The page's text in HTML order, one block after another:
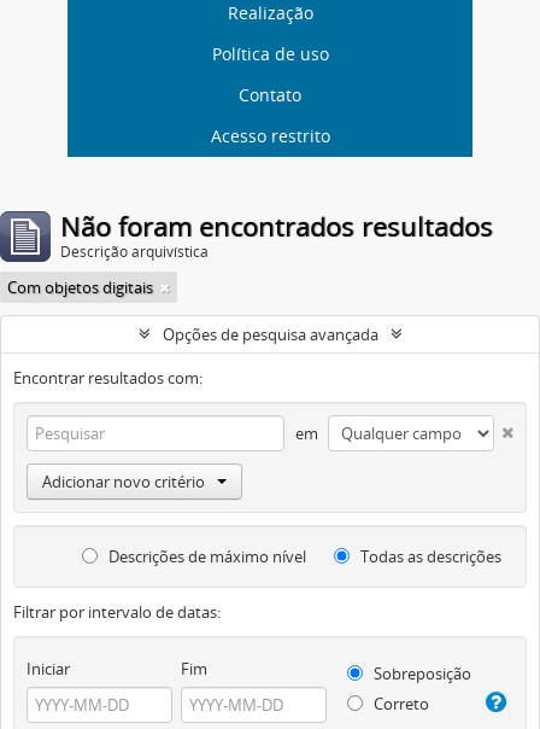
Realização
Política de uso
Contato
Acesso restrito
Não foram encontrados resultados
Descrição arquivística
Com objetos digitais
Opções de pesquisa avançada
Encontrar resultados com:
em
Adicionar novo critério
Descrições de máximo nível Todas as descrições
Filtrar por intervalo de datas:
Iniciar Fim
Sobreposição
Correto